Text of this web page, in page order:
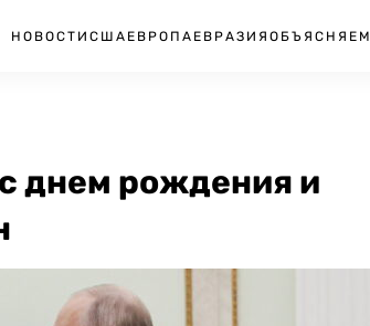
НОВОСТИ США ЕВРОПА ЕВРАЗИЯ ОБЪЯСНЯЕМ
днем рождения и